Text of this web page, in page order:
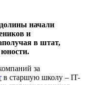
начали
и
в штат,
за
в старшую школу – IT-